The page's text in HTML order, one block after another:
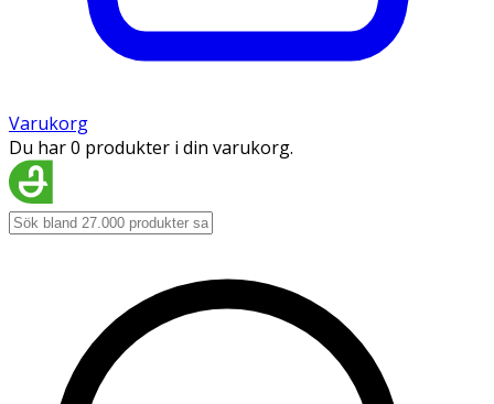
Varukorg
Du har 0 produkter i din varukorg.